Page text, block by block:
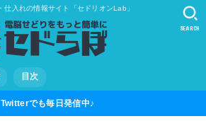
仕入れの情報サイト「セドリオンLab」
目次
SEARCH
Twitterでも毎日発信中♪